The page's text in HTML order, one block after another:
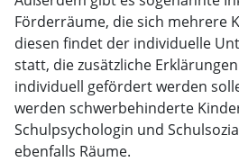
Förderräume, die sich mehrere
diesen findet der individuelle
statt, die zusätzliche
individuell gefördert werden
werden schwerbehinderte
Schulpsychologin und
ebenfalls Räume.